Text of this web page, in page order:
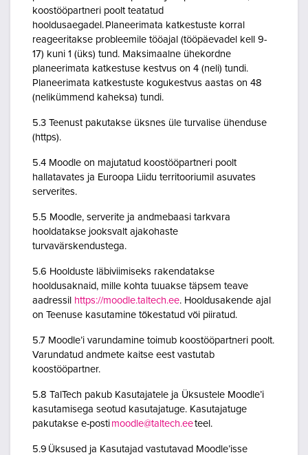
koostööpartneri poolt teatatud
hooldusaegadel. Planeerimata katkestuste korral
reageeritakse probleemile tööajal (tööpäevadel kell 9-
17) kuni 1 (üks) tund. Maksimaalne ühekordne
planeerimata katkestuse kestvus on 4 (neli) tundi.
Planeerimata katkestuste kogukestvus aastas on 48
(nelikümmend kaheksa) tundi.
5.3 Teenust pakutakse üksnes üle turvalise ühenduse
(https).
5.4 Moodle on majutatud koostööpartneri poolt
hallatavates ja Euroopa Liidu territooriumil asuvates
serverites.
5.5 Moodle, serverite ja andmebaasi tarkvara
hooldatakse jooksvalt ajakohaste
turvavärskendustega.
5.6 Hoolduste läbiviimiseks rakendatakse
hooldusaknaid, mille kohta tuuakse täpsem teave
aadressil https://moodle.taltech.ee. Hooldusakende ajal
on Teenuse kasutamine tõkestatud või piiratud.
5.7 Moodle’i varundamine toimub koostööpartneri poolt.
Varundatud andmete kaitse eest vastutab
koostööpartner.
5.8 TalTech pakub Kasutajatele ja Üksustele Moodle’i
kasutamisega seotud kasutajatuge. Kasutajatuge
pakutakse e-posti moodle@taltech.eeteel.
5.9 Üksused ja Kasutajad vastutavad Moodle’isse